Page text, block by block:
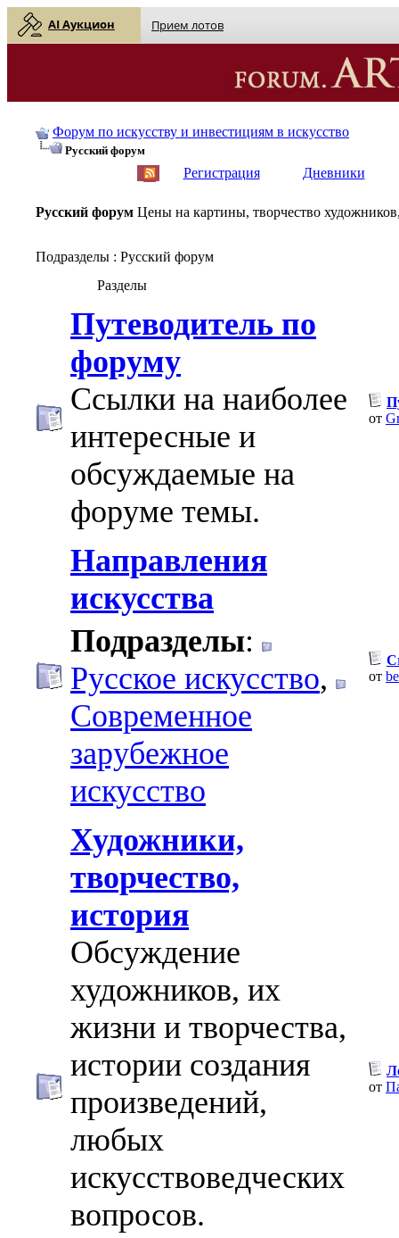
AI Аукцион Прием лотов
Форум по искусству и инвестициям в искусство
Русский форум
Регистрация Дневники
Русский форум Цены на картины, творчество
Подразделы : Русский форум
Разделы
Путеводитель по
форуму
Ссылки на наиболее
интересные и
обсуждаемые на
форуме темы.
от
Направления
искусства
Подразделы:
Русское искусство,
Современное
зарубежное
искусство
от
Художники,
творчество,
история
Обсуждение
художников, их
жизни и творчества,
истории создания
произведений,
любых
искусствоведческих
вопросов.
от